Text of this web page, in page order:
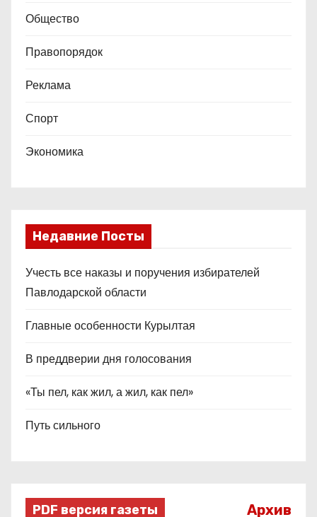
Общество
Правопорядок
Реклама
Спорт
Экономика
Недавние Посты
Учесть все наказы и поручения избирателей
Павлодарской области
Главные особенности Курылтая
В преддверии дня голосования
«Ты пел, как жил, а жил, как пел»
Путь сильного
PDF версия газеты Архив